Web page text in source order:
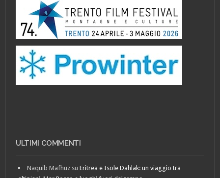
ULTIMI COMMENTI
Naquib Mafhuz suEritrea e Isole Dahlak: un viaggio tra